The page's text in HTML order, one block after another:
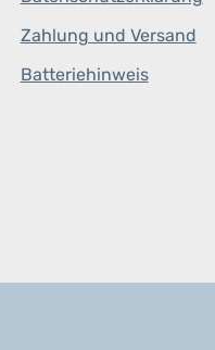
Zahlung und Versand
Batteriehinweis